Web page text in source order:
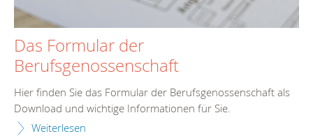
Das Formular der
Berufsgenossenschaft
Hier finden Sie das Formular der Berufsgenossenschaft als
Download und wichtige Informationen für Sie.
Weiterlesen